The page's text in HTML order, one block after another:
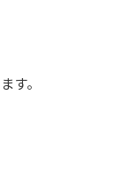
す。